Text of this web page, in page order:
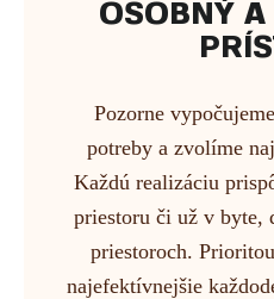
OSOBNÝ A
Pozorne
potreby a zvolíme
Každú realizáciu
priestoru či už v byte,
priestoroch.
najefektívnejšie